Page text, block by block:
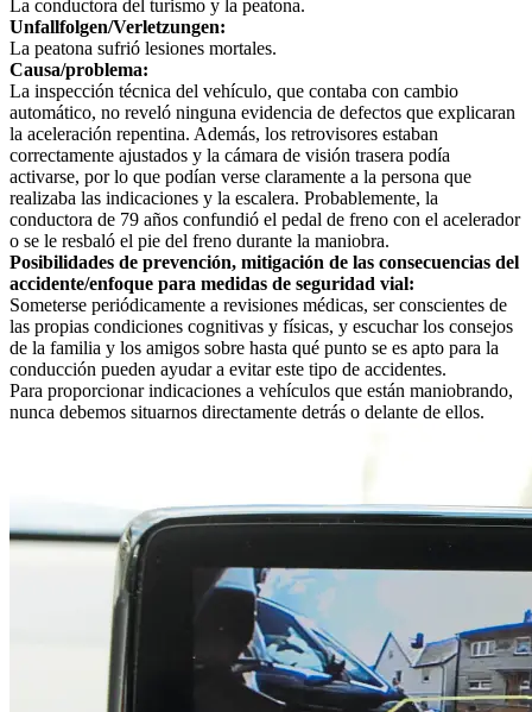
La conductora del turismo y la peatona.
Unfallfolgen/Verletzungen:
La peatona sufrió lesiones mortales.
Causa/problema:
La inspección técnica del vehículo, que contaba con cambio
automático, no reveló ninguna evidencia de defectos que explicaran
la aceleración repentina. Además, los retrovisores estaban
correctamente ajustados y la cámara de visión trasera podía
activarse, por lo que podían verse claramente a la persona que
realizaba las indicaciones y la escalera. Probablemente, la
conductora de 79 años confundió el pedal de freno con el acelerador
o se le resbaló el pie del freno durante la maniobra.
Posibilidades de prevención, mitigación de las consecuencias del
accidente/enfoque para medidas de seguridad vial:
Someterse periódicamente a revisiones médicas, ser conscientes de
las propias condiciones cognitivas y físicas, y escuchar los consejos
de la familia y los amigos sobre hasta qué punto se es apto para la
conducción pueden ayudar a evitar este tipo de accidentes.
Para proporcionar indicaciones a vehículos que están maniobrando,
nunca debemos situarnos directamente detrás o delante de ellos.